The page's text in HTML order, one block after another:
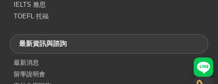
IELTS 雅思
TOEFL 托福
最新資訊與諮詢
最新消息
留學說明會
LINE